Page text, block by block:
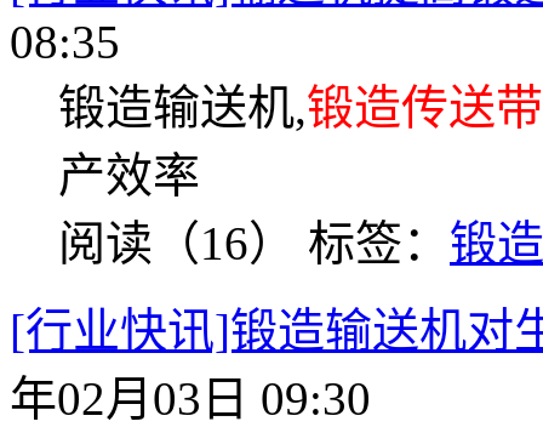
08:35
锻造输送机,锻造传送带
产效率
阅读（16） 标签： 锻
[行业快讯]锻造输送机对
年02月03日 09:30